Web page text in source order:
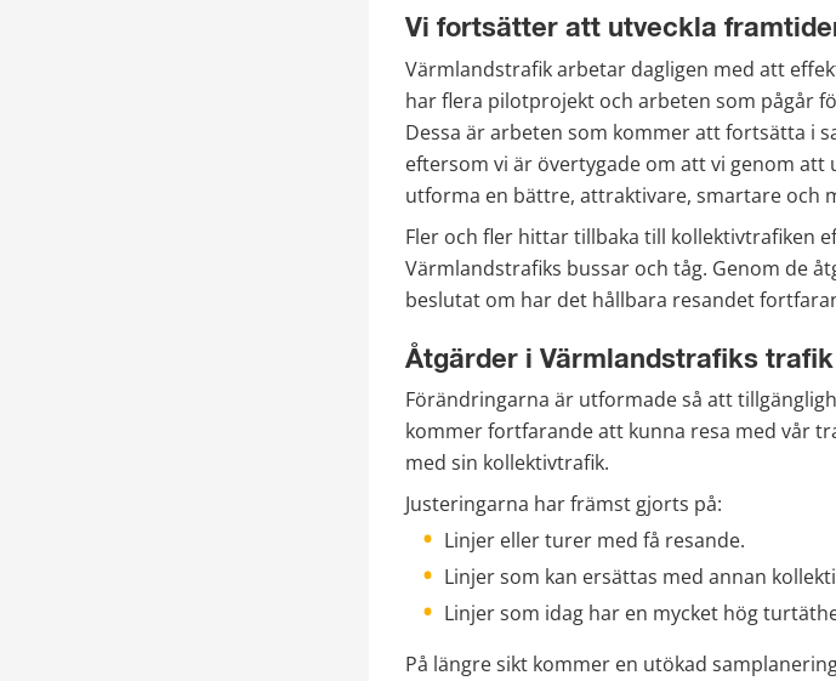
Vi fortsätter att utveckla
Värmlandstrafik arbetar dagligen med att
har flera pilotprojekt och arbeten som pågår
Dessa är arbeten som kommer att fortsätta i
eftersom vi är övertygade om att vi genom
utforma en bättre, attraktivare, smartare och
Fler och fler hittar tillbaka till kollektivtrafiken
Värmlandstrafiks bussar och tåg. Genom de
beslutat om har det hållbara resandet
Åtgärder i Värmlandstrafiks trafik
Förändringarna är utformade så att
kommer fortfarande att kunna resa med vår
med sin kollektivtrafik.
Justeringarna har främst gjorts på:
Linjer eller turer med få resande.
Linjer som kan ersättas med annan
Linjer som idag har en mycket hög
På längre sikt kommer en utökad